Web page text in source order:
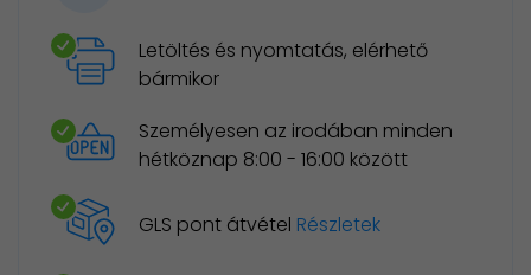
Letöltés és nyomtatás, elérhető
bármikor
Személyesen az irodában minden
hétköznap 8:00 - 16:00 között
GLS pont átvétel Részletek